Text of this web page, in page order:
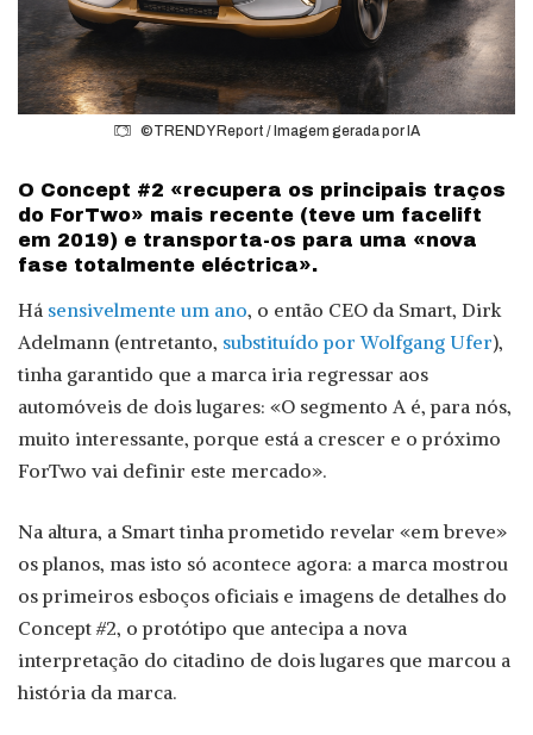
©TRENDY Report / Imagem gerada por IA
O Concept #2 «recupera os principais traços
do ForTwo» mais recente (teve um facelift
em 2019) e transporta-os para uma «nova
fase totalmente eléctrica».
Há sensivelmente um ano, o então CEO da Smart, Dirk
Adelmann (entretanto, substituído por Wolfgang Ufer),
tinha garantido que a marca iria regressar aos
automóveis de dois lugares: «O segmento A é, para nós,
muito interessante, porque está a crescer e o próximo
ForTwo vai definir este mercado».
Na altura, a Smart tinha prometido revelar «em breve»
os planos, mas isto só acontece agora: a marca mostrou
os primeiros esboços oficiais e imagens de detalhes do
Concept #2, o protótipo que antecipa a nova
interpretação do citadino de dois lugares que marcou a
história da marca.